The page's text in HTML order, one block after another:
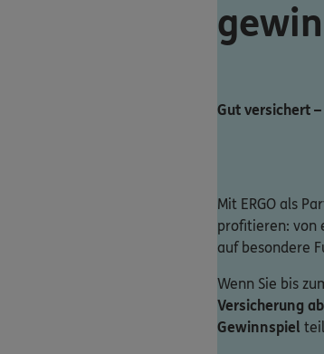
Gut versichert
Mit ERGO als
profitieren: von
auf besondere
Wenn Sie bis
Versicherung
Gewinnspiel